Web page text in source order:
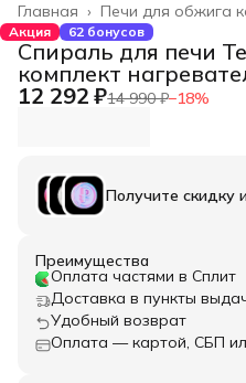
Печи для обжига
Главная ›
Акция 62 бонусов
Спираль для печи
комплект
12 292 ₽14 990 ₽−18%
Получите скидку
Преимущества
Оплата частями в Сплит
Доставка в пункты
Удобный возврат
Оплата — картой, СБП